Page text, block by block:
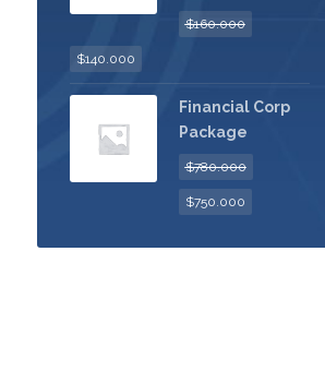
$160.000
$140.000
Financial Corp
Package
$780.000
$750.000